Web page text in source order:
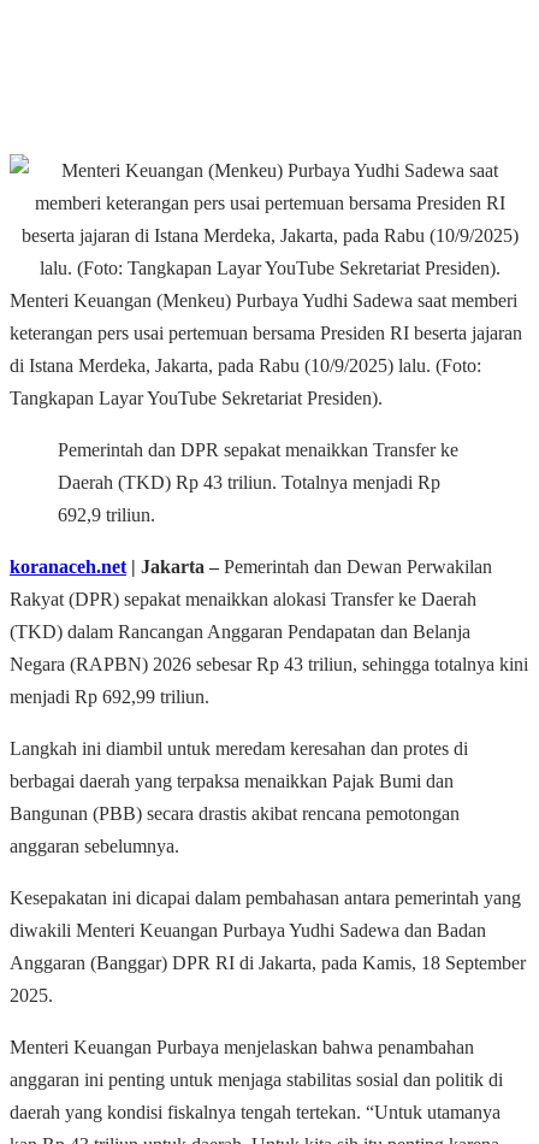
Menteri Keuangan (Menkeu) Purbaya Yudhi Sadewa saat memberi
keterangan pers usai pertemuan bersama Presiden RI beserta jajaran
di Istana Merdeka, Jakarta, pada Rabu (10/9/2025) lalu. (Foto:
Tangkapan Layar YouTube Sekretariat Presiden).
Pemerintah dan DPR sepakat menaikkan Transfer ke
Daerah (TKD) Rp 43 triliun. Totalnya menjadi Rp
692,9 triliun.
koranaceh.net | Jakarta – Pemerintah dan Dewan Perwakilan
Rakyat (DPR) sepakat menaikkan alokasi Transfer ke Daerah
(TKD) dalam Rancangan Anggaran Pendapatan dan Belanja
Negara (RAPBN) 2026 sebesar Rp 43 triliun, sehingga totalnya kini
menjadi Rp 692,99 triliun.
Langkah ini diambil untuk meredam keresahan dan protes di
berbagai daerah yang terpaksa menaikkan Pajak Bumi dan
Bangunan (PBB) secara drastis akibat rencana pemotongan
anggaran sebelumnya.
Kesepakatan ini dicapai dalam pembahasan antara pemerintah yang
diwakili Menteri Keuangan Purbaya Yudhi Sadewa dan Badan
Anggaran (Banggar) DPR RI di Jakarta, pada Kamis, 18 September
2025.
Menteri Keuangan Purbaya menjelaskan bahwa penambahan
anggaran ini penting untuk menjaga stabilitas sosial dan politik di
daerah yang kondisi fiskalnya tengah tertekan. “Untuk utamanya